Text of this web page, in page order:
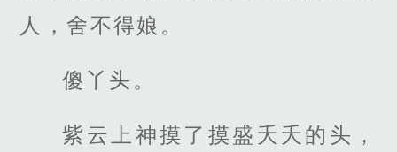
人，舍不得娘。
傻丫头。
紫云上神摸了摸盛夭夭的头，